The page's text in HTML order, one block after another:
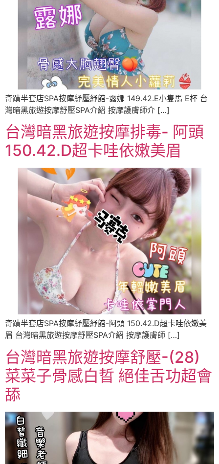
奇蹟半套店SPA按摩紓壓紓館-露娜 149.42.E小隻馬 E杯 台
灣暗黑旅遊按摩舒壓SPA介紹 按摩護膚師介 […]
台灣暗黑旅遊按摩排毒- 阿頭
150.42.D超卡哇依嫩美眉
奇蹟半套店SPA按摩紓壓紓館-阿頭 150.42.D超卡哇依嫩美
眉 台灣暗黑旅遊按摩舒壓SPA介紹 按摩護膚師 […]
台灣暗黑旅遊按摩舒壓-(28)
菜菜子骨感白晢 絕佳舌功超會
舔